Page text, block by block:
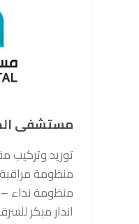
مستشفى
توريد
منظومة
منظومة نداء
اندار مبكر